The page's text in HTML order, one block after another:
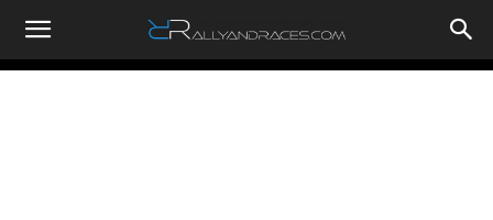
RallyandRaces.com